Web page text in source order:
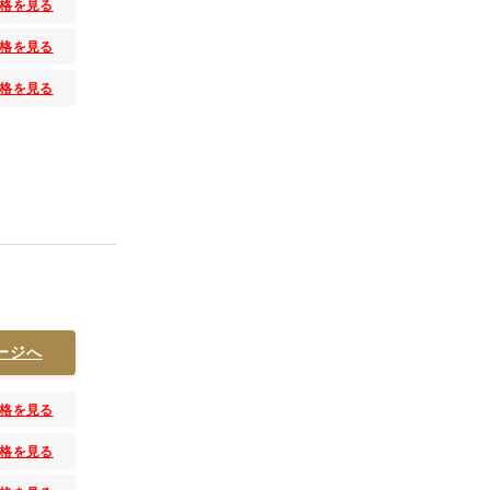
を見る
を見る
を見る
ジへ
を見る
を見る